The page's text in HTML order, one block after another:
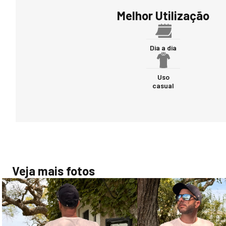
Melhor Utilização
Dia a dia
Uso
casual
Veja mais fotos